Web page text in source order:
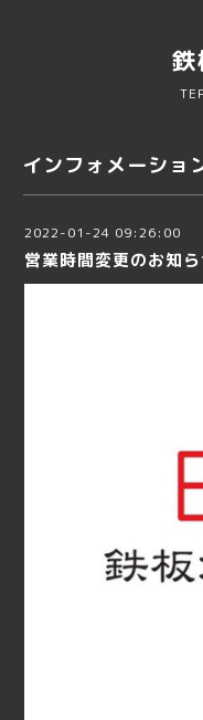
インフォメーショ
2022-01-24 09:26:00
営業時間変更のお知ら